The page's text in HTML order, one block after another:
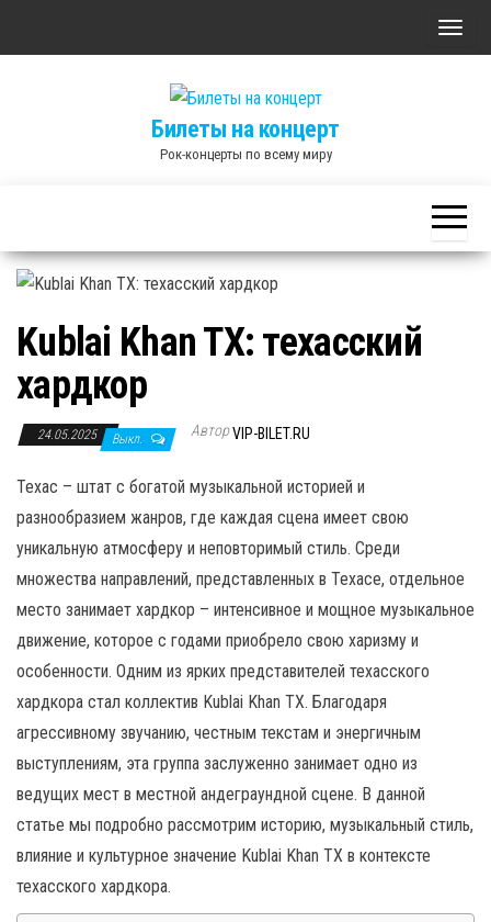
П
т
ь
и
г
Билеты на концерт
Рок-концерты по всему миру
Kublai Khan TX: техасский
хардкор
24.05.2025 Выкл. АвторVIP-BILET.RU
Техас – штат с богатой музыкальной историей и
разнообразием жанров, где каждая сцена имеет свою
уникальную атмосферу и неповторимый стиль. Среди
множества направлений, представленных в Техасе, отдельное
место занимает хардкор – интенсивное и мощное музыкальное
движение, которое с годами приобрело свою харизму и
особенности. Одним из ярких представителей техасского
хардкора стал коллектив Kublai Khan TX. Благодаря
агрессивному звучанию, честным текстам и энергичным
выступлениям, эта группа заслуженно занимает одно из
ведущих мест в местной андеграундной сцене. В данной
статье мы подробно рассмотрим историю, музыкальный стиль,
влияние и культурное значение Kublai Khan TX в контексте
техасского хардкора.